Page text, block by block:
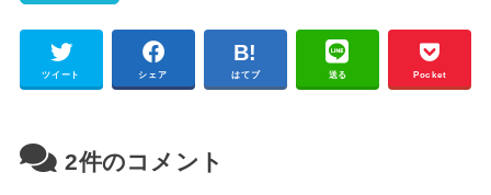
ツイート シェア はてブ 送る Pocket
2件のコメント